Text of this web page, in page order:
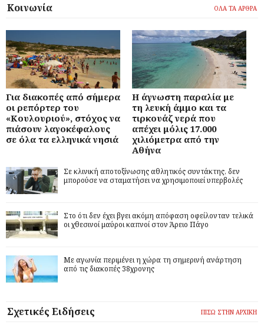
Κοινωνία ΟΛΑ ΤΑ ΑΡΘΡΑ
Για διακοπές από σήμερα
οι ρεπόρτερ του
«Κουλουριού», στόχος να
πιάσουν λαγοκέφαλους
σε όλα τα ελληνικά νησιά
Η άγνωστη παραλία με
τη λευκή άμμο και τα
τιρκουάζ νερά που
απέχει μόλις 17.000
χιλιόμετρα από την
Αθήνα
Σε κλινική αποτοξίνωσης αθλητικός συντάκτης, δεν
μπορούσε να σταματήσει να χρησιμοποιεί υπερβολές
Στο ότι δεν έχει βγει ακόμη απόφαση οφείλονταν τελικά
οι χθεσινοί μαύροι καπνοί στον Άρειο Πάγο
Με αγωνία περιμένει η χώρα τη σημερινή ανάρτηση
από τις διακοπές 38χρονης
Σχετικές Ειδήσεις ΠΙΣΩ ΣΤΗΝ ΑΡΧΙΚΗ